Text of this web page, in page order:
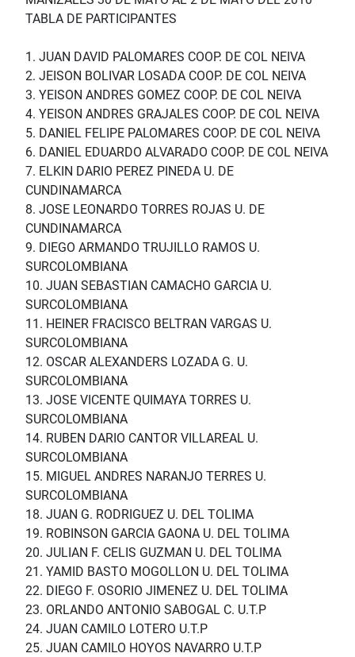
TABLA DE PARTICIPANTES
1. JUAN DAVID PALOMARES COOP. DE COL NEIVA
2. JEISON BOLIVAR LOSADA COOP. DE COL NEIVA
3. YEISON ANDRES GOMEZ COOP. DE COL NEIVA
4. YEISON ANDRES GRAJALES COOP. DE COL NEIVA
5. DANIEL FELIPE PALOMARES COOP. DE COL NEIVA
6. DANIEL EDUARDO ALVARADO COOP. DE COL NEIVA
7. ELKIN DARIO PEREZ PINEDA U. DE
CUNDINAMARCA
8. JOSE LEONARDO TORRES ROJAS U. DE
CUNDINAMARCA
9. DIEGO ARMANDO TRUJILLO RAMOS U.
SURCOLOMBIANA
10. JUAN SEBASTIAN CAMACHO GARCIA U.
SURCOLOMBIANA
11. HEINER FRACISCO BELTRAN VARGAS U.
SURCOLOMBIANA
12. OSCAR ALEXANDERS LOZADA G. U.
SURCOLOMBIANA
13. JOSE VICENTE QUIMAYA TORRES U.
SURCOLOMBIANA
14. RUBEN DARIO CANTOR VILLAREAL U.
SURCOLOMBIANA
15. MIGUEL ANDRES NARANJO TERRES U.
SURCOLOMBIANA
18. JUAN G. RODRIGUEZ U. DEL TOLIMA
19. ROBINSON GARCIA GAONA U. DEL TOLIMA
20. JULIAN F. CELIS GUZMAN U. DEL TOLIMA
21. YAMID BASTO MOGOLLON U. DEL TOLIMA
22. DIEGO F. OSORIO JIMENEZ U. DEL TOLIMA
23. ORLANDO ANTONIO SABOGAL C. U.T.P
24. JUAN CAMILO LOTERO U.T.P
25. JUAN CAMILO HOYOS NAVARRO U.T.P